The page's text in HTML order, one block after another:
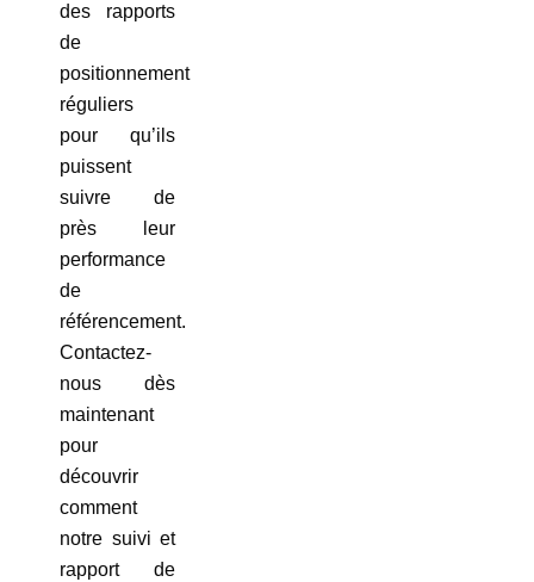
des rapports
de
positionnement
réguliers
pour qu’ils
puissent
suivre de
près leur
performance
de
référencement.
Contactez-
nous dès
maintenant
pour
découvrir
comment
notre suivi et
rapport de